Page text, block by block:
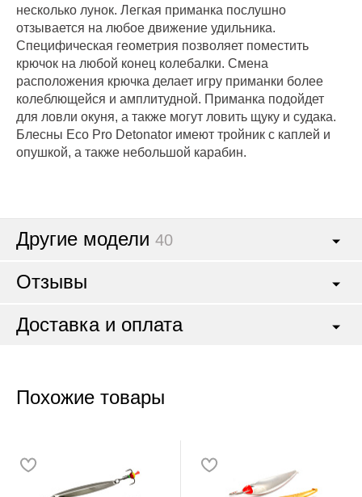
несколько лунок. Легкая приманка послушно
отзывается на любое движение удильника.
Специфическая геометрия позволяет поместить
крючок на любой конец колебалки. Смена
расположения крючка делает игру приманки более
колеблющейся и амплитудной. Приманка подойдет
для ловли окуня, а также могут ловить щуку и судака.
Блесны Eco Pro Detonator имеют тройник с каплей и
опушкой, а также небольшой карабин.
Другие модели 40
Отзывы
Доставка и оплата
Похожие товары